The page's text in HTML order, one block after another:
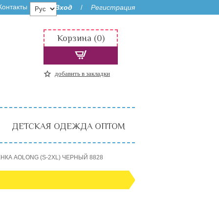
Вход / Регистрация
Корзина (0)
добавить в закладки
ДЕТСКАЯ ОДЕЖДА ОПТОМ
AOLONG (S-2XL) ЧЕРНЫЙ 8828